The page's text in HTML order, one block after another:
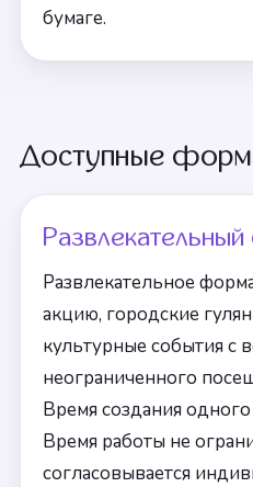
бумаге.
Доступные
Развлекательное
акцию, городские
культурные события с
неограниченного
Время создания
Время работы не
согласовывается